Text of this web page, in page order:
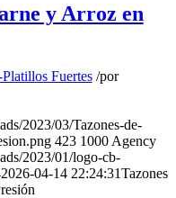
y Arroz en
Platillos Fuertes /por
2023/03/Tazones-de-
423 1000 Agency
2023/01/logo-cb-
2026-04-14 22:24:31Tazones